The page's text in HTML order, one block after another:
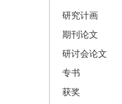
研究计画
期刊论文
研讨会论文
专书
获奖